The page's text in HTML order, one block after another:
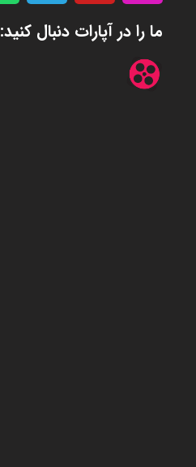
ما را در آپارات دنبال کنید: